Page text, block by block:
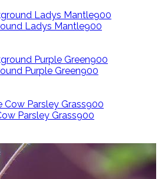
Ladys Mantle900
Purple Green900
Parsley Grass900